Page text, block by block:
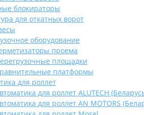
блокираторы
для откатных ворот
оборудование
проема
площадки
платформы
для роллет
для роллет ALUTECH
для роллет AN MOTORS